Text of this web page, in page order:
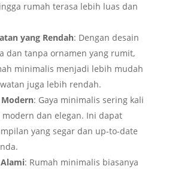
rumah terasa lebih luas dan
yang Rendah: Dengan desain
dan tanpa ornamen yang rumit,
minimalis menjadi lebih mudah
juga lebih rendah.
Modern: Gaya minimalis sering kali
dan elegan. Ini dapat
yang segar dan up-to-date
: Rumah minimalis biasanya